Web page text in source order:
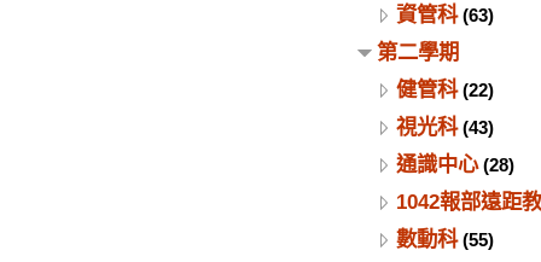
資管科(63)
第二學期
健管科(22)
視光科(43)
通識中心(28)
1042報部遠距
數動科(55)